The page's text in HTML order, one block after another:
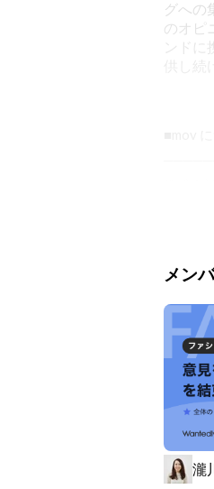
グへの
のオピ
ンド
インバ
援して
・店舗
供だ
口コミ
・メ
メン
瀧